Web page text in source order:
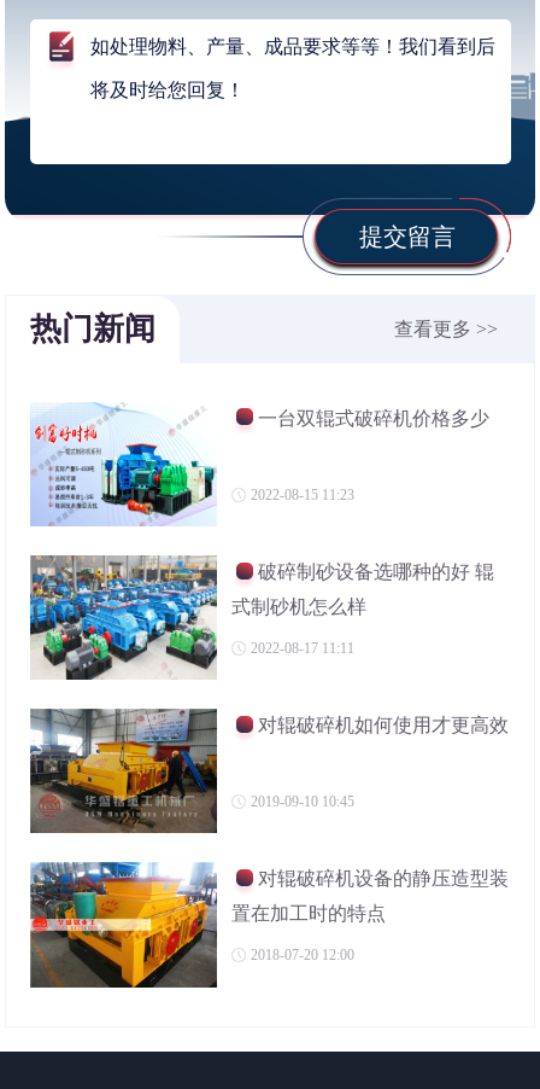
提交留言
热门新闻 查看更多 >>
一台双辊式破碎机价格多少
2022-08-15 11:23
破碎制砂设备选哪种的好 辊
式制砂机怎么样
2022-08-17 11:11
对辊破碎机如何使用才更高效
2019-09-10 10:45
对辊破碎机设备的静压造型装
置在加工时的特点
2018-07-20 12:00